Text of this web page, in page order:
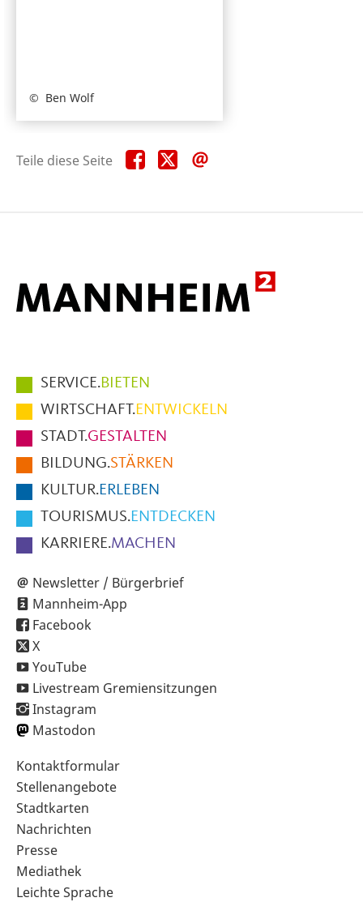
Ben Wolf
Teile diese Seite Teile
diese
Teile
diese
Hauptmenüpunkte
im
Fußbereich
der
Seite
SERVICE.BIETEN
WIRTSCHAFT.ENTWICKELN
STADT.GESTALTEN
BILDUNG.STÄRKEN
KULTUR.ERLEBEN
TOURISMUS.ENTDECKEN
KARRIERE.MACHEN
Newsletter / Bürgerbrief
Mannheim-App
Facebook
X
YouTube
Livestream Gremiensitzungen
Instagram
Mastodon
Sekundärnavigation
im
Fußbereich
Kontaktformular
Stellenangebote
Stadtkarten
Nachrichten
Presse
Mediathek
Leichte Sprache